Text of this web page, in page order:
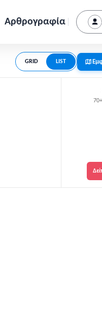
Αρθρογραφία
GRID LIST